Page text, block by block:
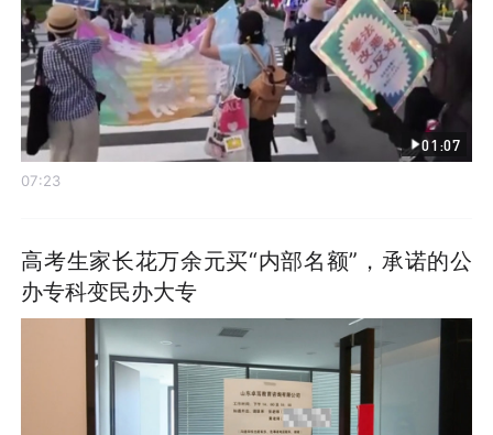
01:07
07:23
高考生家长花万余元买“内部名额”，承诺的公
办专科变民办大专